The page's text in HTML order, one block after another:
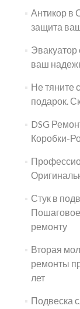
Антикор в
защита
Эвакуатор
ваш
Не тяните
подарок.
DSG
Коробки-
Стук в
Пошаговое
ремонту
Вторая
ремонты
лет
Подвеска